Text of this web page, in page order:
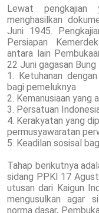
Lewat pengkajian
menghasilkan
Juni 1945.
Persiapan
antara lain
22 Juni gagasan
1. Ketuhanan
bagi pemeluknya
2. Kemanusiaan yang
3. Persatuan
4. Kerakyatan yang
permusyawaratan
5. Keadilan sosisal
Tahap berikutnya
sidang PPKI 17
utusan dari Kaigun
mengusulkan agar
norma dasar,